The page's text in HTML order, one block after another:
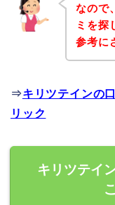
なので
ミを探
参考に
⇒キリツテインの
リック
キリツテイ